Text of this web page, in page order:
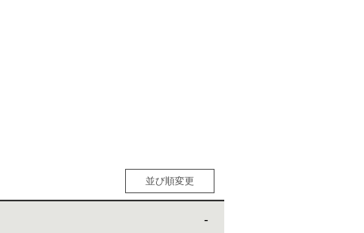
並び順変更
人気順